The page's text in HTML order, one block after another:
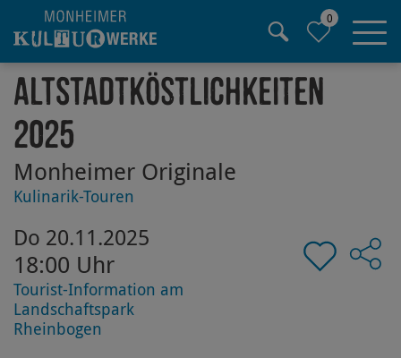
Hauptregion der Seite anspringen
0
Altstadtköstlichkeiten
2025
Monheimer Originale
Kulinarik-Touren
Do 20.11.2025
18:00 Uhr
Tourist-Information am
Landschaftspark
Rheinbogen